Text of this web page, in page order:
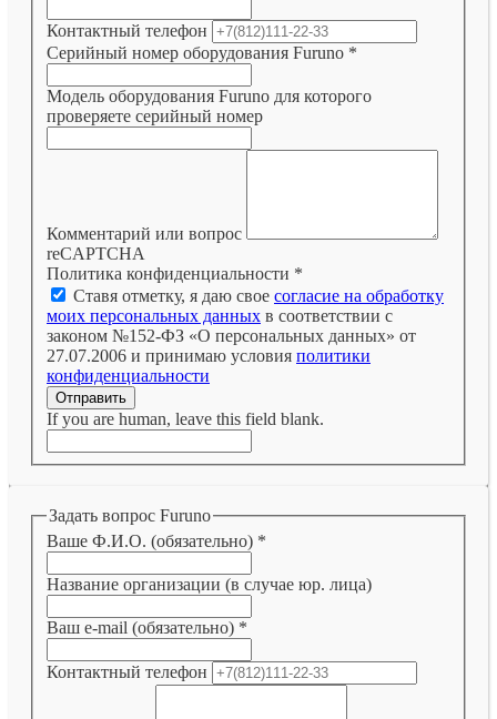
Контактный телефон
Серийный номер оборудования Furuno *
Модель оборудования Furuno для которого
проверяете серийный номер
Комментарий или вопрос
reCAPTCHA
Политика конфиденциальности *
Ставя отметку, я даю свое согласие на обработку
моих персональных данных в соответствии с
законом №152-ФЗ «О персональных данных» от
27.07.2006 и принимаю условия политики
конфиденциальности
Отправить
If you are human, leave this field blank.
Задать вопрос Furuno
Ваше Ф.И.О. (обязательно) *
Название организации (в случае юр. лица)
Ваш e-mail (обязательно) *
Контактный телефон